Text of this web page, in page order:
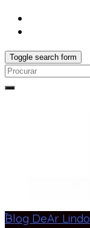
Toggle search form
Search
Blog DeAr Lindo